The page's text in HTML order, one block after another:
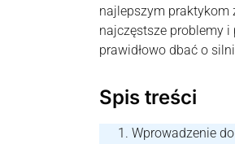
najlepszym praktykom
najczęstsze problemy
prawidłowo dbać o
Spis treści
Wprowadzenie